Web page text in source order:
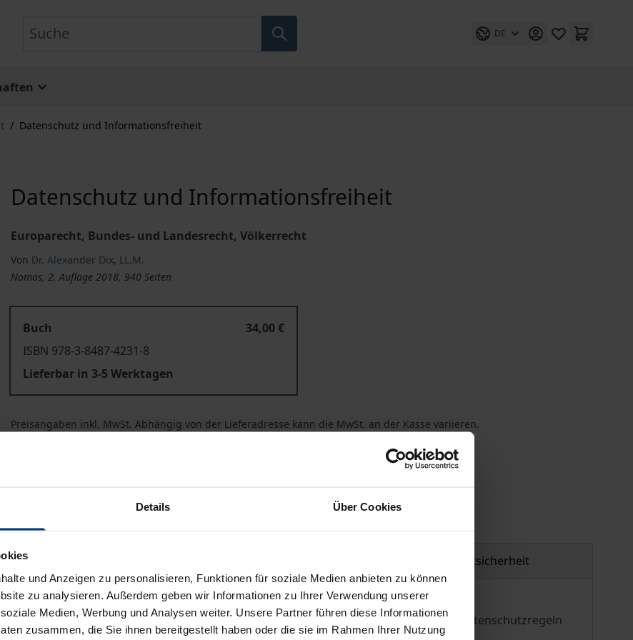
Details Über Cookies
und Anzeigen zu personalisieren, Funktionen für soziale Medien anbieten zu können
zu analysieren. Außerdem geben wir Informationen zu Ihrer Verwendung unserer
Medien, Werbung und Analysen weiter. Unsere Partner führen diese Informationen
zusammen, die Sie ihnen bereitgestellt haben oder die sie im Rahmen Ihrer Nutzung
DE
/ Datenschutz und Informationsfreiheit
Datenschutz und Informationsfreiheit
Europarecht, Bundes- und Landesrecht, Völkerrecht
Von Dr. Alexander Dix, LL.M.
Nomos, 2. Auflage 2018, 940 Seiten
Buch
34,00 €
ISBN 978-3-8487-4231-8
Lieferbar in 3-5 Werktagen
Preisangaben inkl. MwSt. Abhängig von der Lieferadresse kann die MwSt. an der Kasse variieren.
Angaben Produktsicherheit
unmittelbar. Ob und wie die nationalen respektive länderspezifischen Datenschutzregeln